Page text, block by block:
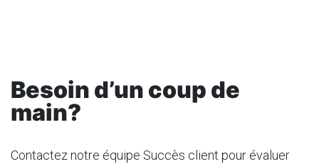
Besoin d’un coup de
main?
Contactez notre équipe Succès client pour évaluer